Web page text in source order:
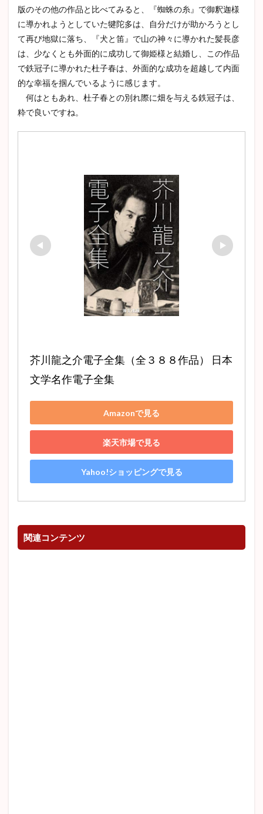
版のその他の作品と比べてみると、『蜘蛛の糸』で御釈迦様
に導かれようとしていた犍陀多は、自分だけが助かろうとし
て再び地獄に落ち、『犬と笛』で山の神々に導かれた髪長彦
は、少なくとも外面的に成功して御姫様と結婚し、この作品
で鉄冠子に導かれた杜子春は、外面的な成功を超越して内面
的な幸福を掴んでいるように感じます。
何はともあれ、杜子春との別れ際に畑を与える鉄冠子は、
粋で良いですね。
芥川龍之介電子全集（全３８８作品） 日本
文学名作電子全集
Amazonで見る
楽天市場で見る
Yahoo!ショッピングで見る
関連コンテンツ